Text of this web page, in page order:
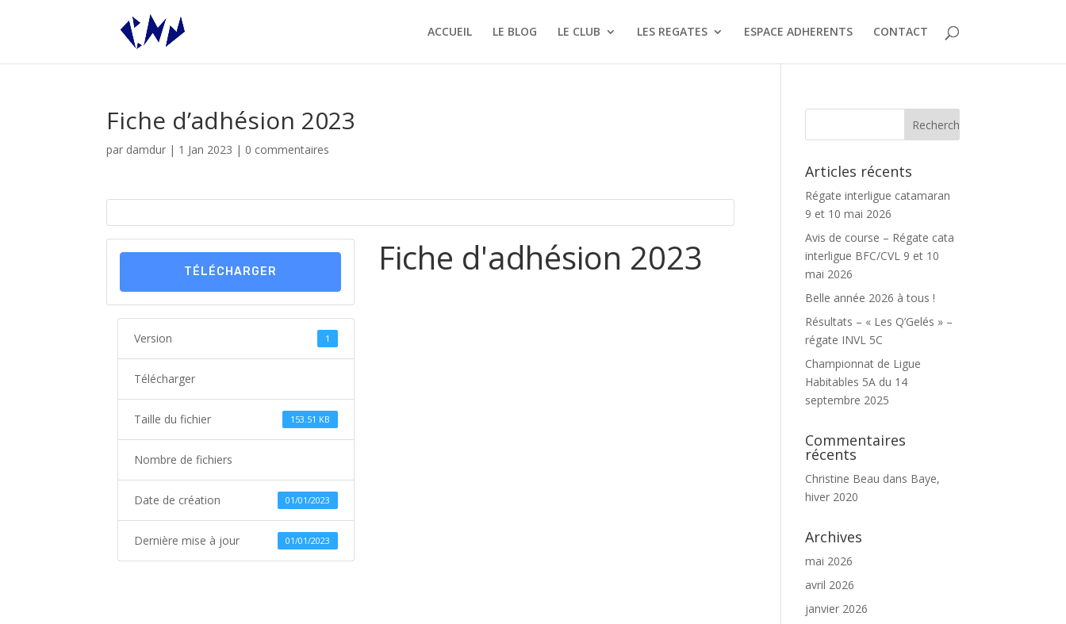
ACCUEIL LE BLOG LE CLUB LES REGATES ESPACE ADHERENTS CONTACT
Fiche d’adhésion 2023
par damdur | 1 Jan 2023 | 0 commentaires
TÉLÉCHARGER
Version 1
Télécharger
Taille du fichier 153.51 KB
Nombre de fichiers
Date de création 01/01/2023
Dernière mise à jour 01/01/2023
Fiche d'adhésion 2023
Articles récents
Régate interligue catamaran
9 et 10 mai 2026
Avis de course – Régate cata
interligue BFC/CVL 9 et 10
mai 2026
Belle année 2026 à tous !
Résultats – « Les Q’Gelés » –
régate INVL 5C
Championnat de Ligue
Habitables 5A du 14
septembre 2025
Commentaires
récents
Christine Beau dans Baye,
hiver 2020
Archives
mai 2026
avril 2026
janvier 2026